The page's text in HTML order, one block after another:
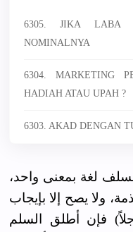
6305. JIKA LABA
NOMINALNYA
6304. MARKETING
HADIAH ATAU UPAH ?
6303. AKAD DENGAN
لغة بمعنى واحد،
ولا يصح إلا بإيجاب
فإن أطلق السلم